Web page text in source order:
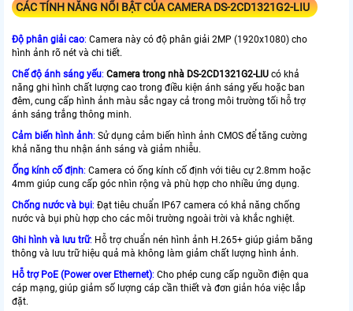
CÁC TÍNH NĂNG NỔI BẬT CỦA CAMERA DS-2CD1321G2-LIU
Độ phân giải cao: Camera này có độ phân giải 2MP (1920x1080) cho
hình ảnh rõ nét và chi tiết.
Chế độ ánh sáng yếu: Camera trong nhà DS-2CD1321G2-LIU có khả
năng ghi hình chất lượng cao trong điều kiện ánh sáng yếu hoặc ban
đêm, cung cấp hình ảnh màu sắc ngay cả trong môi trường tối hỗ trợ
ánh sáng trắng thông minh.
Cảm biến hình ảnh: Sử dụng cảm biến hình ảnh CMOS để tăng cường
khả năng thu nhận ánh sáng và giảm nhiễu.
Ống kính cố định: Camera có ống kính cố định với tiêu cự 2.8mm hoặc
4mm giúp cung cấp góc nhìn rộng và phù hợp cho nhiều ứng dụng.
Chống nước và bụi: Đạt tiêu chuẩn IP67 camera có khả năng chống
nước và bụi phù hợp cho các môi trường ngoài trời và khắc nghiệt.
Ghi hình và lưu trữ: Hỗ trợ chuẩn nén hình ảnh H.265+ giúp giảm băng
thông và lưu trữ hiệu quả mà không làm giảm chất lượng hình ảnh.
Hỗ trợ PoE (Power over Ethernet): Cho phép cung cấp nguồn điện qua
cáp mạng, giúp giảm số lượng cáp cần thiết và đơn giản hóa việc lắp
đặt.